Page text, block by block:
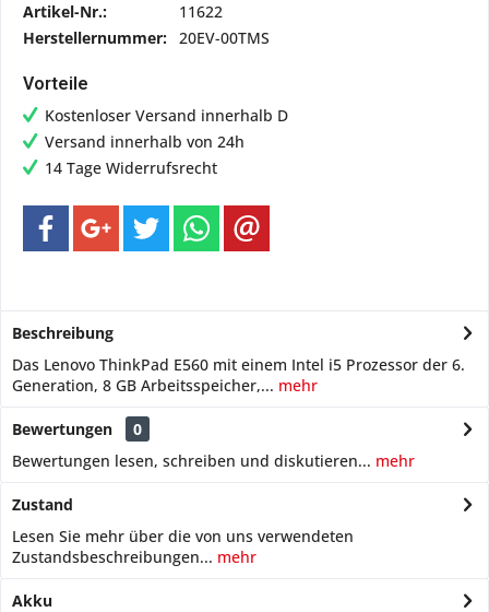
Artikel-Nr.:
11622
Herstellernummer: 20EV-00TMS
Vorteile
Kostenloser Versand innerhalb D
Versand innerhalb von 24h
14 Tage Widerrufsrecht
Beschreibung
Das Lenovo ThinkPad E560 mit einem Intel i5 Prozessor der 6.
Generation, 8 GB Arbeitsspeicher,... mehr
Bewertungen
0
Bewertungen lesen, schreiben und diskutieren... mehr
Zustand
Lesen Sie mehr über die von uns verwendeten
Zustandsbeschreibungen... mehr
Akku